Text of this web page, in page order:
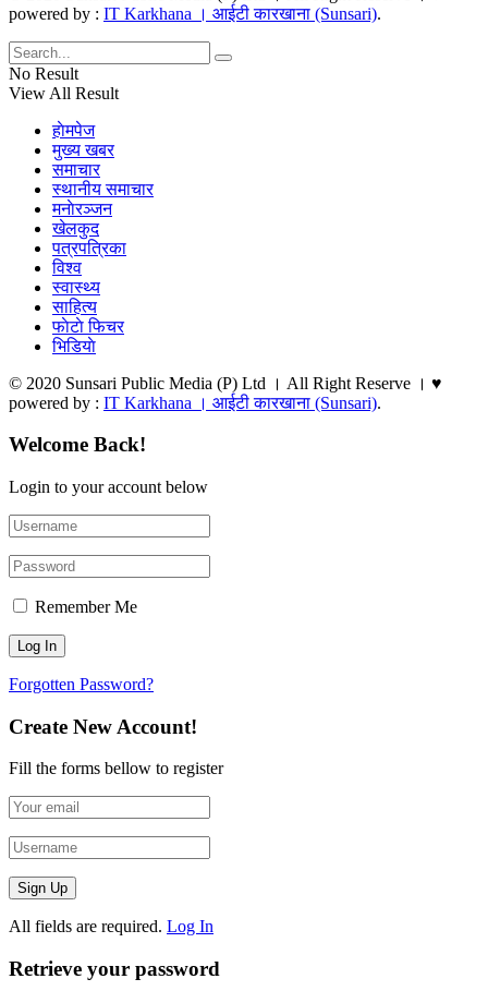
powered by : IT Karkhana । आईटी कारखाना (Sunsari).
No Result
View All Result
हाेमपेज
मुख्य खबर
समाचार
स्थानीय समाचार
मनाेरञ्जन
खेलकुद
पत्रपत्रिका
विश्व
स्वास्थ्य
साहित्य
फाेटाे फिचर
भिडियाे
© 2020 Sunsari Public Media (P) Ltd । All Right Reserve । ♥
powered by : IT Karkhana । आईटी कारखाना (Sunsari).
Welcome Back!
Login to your account below
Remember Me
Forgotten Password?
Create New Account!
Fill the forms bellow to register
All fields are required. Log In
Retrieve your password